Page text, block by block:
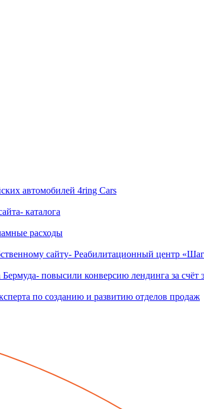
автомобилей 4ring Cars
каталога
расходы
сайту- Реабилитационный центр
повысили конверсию лендинга за счёт
по созданию и развитию отделов продаж